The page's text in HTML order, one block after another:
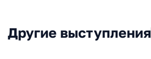
Другие выступления